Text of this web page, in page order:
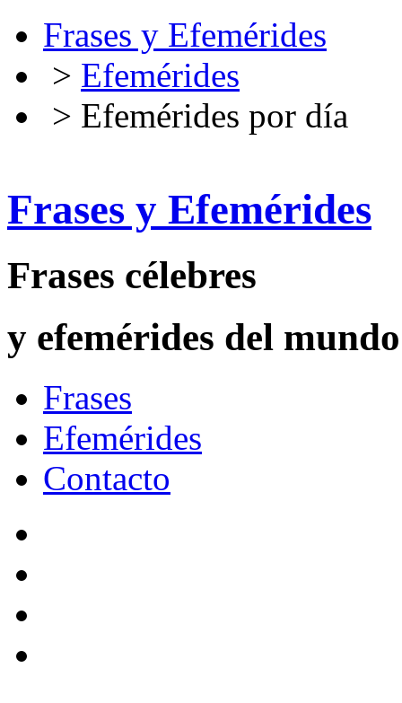
Frases y Efemérides
> Efemérides
> Efemérides por día
Frases y Efemérides
Frases célebres
y efemérides del mundo
Frases
Efemérides
Contacto